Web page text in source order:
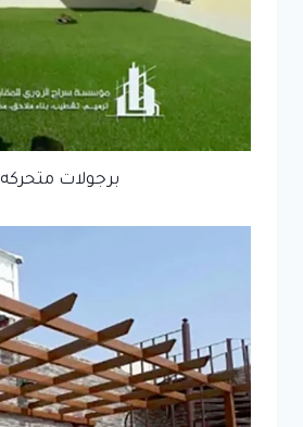
برجولات متحركه